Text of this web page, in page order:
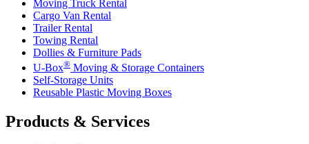
Moving Truck Rental
Cargo Van Rental
Trailer Rental
Towing Rental
Dollies & Furniture Pads
U-Box® Moving & Storage Containers
Self-Storage Units
Reusable Plastic Moving Boxes
Products & Services